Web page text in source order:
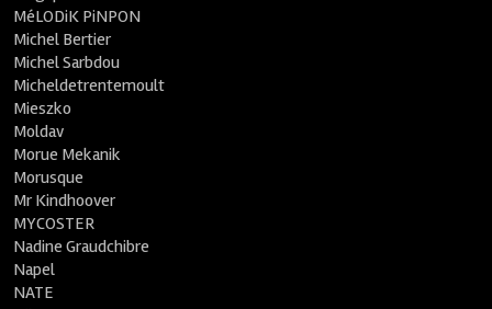
MéLODiK PiNPON
Michel Bertier
Michel Sarbdou
Micheldetrentemoult
Mieszko
Moldav
Morue Mekanik
Morusque
Mr Kindhoover
MYCOSTER
Nadine Graudchibre
Napel
NATE